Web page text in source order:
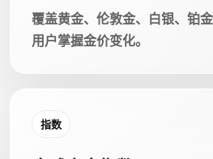
覆盖黄金、伦敦金、白银、铂
用户掌握金价变化。
指数